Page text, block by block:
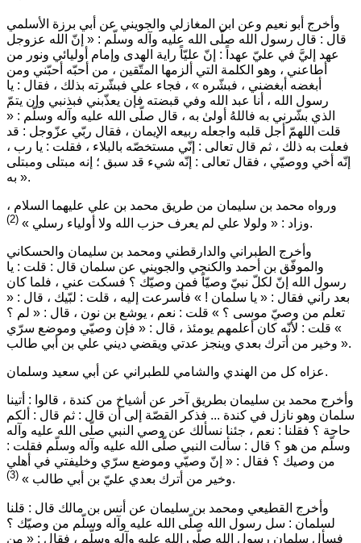
وأخرج أبو نعيم وعن ابن المغازلي والجويني عن أبي برزة الأسلمي
قال : قال رسول الله صلّى الله عليه وآله وسلّم : « إنّ الله عزوجل
عهد إليَّ في عليّ عهداً : إنّ عليّاً راية الهدى وإمام أوليائي ونور من
أطاعني ، وهو الكلمة التي ألزمها المتّقين ، من أحبّه أحبّني ومن
أبغضه أبغضني ، فبشّره » ، فجاء علي فبشّرته بذلك ، فقال : يا
رسول الله ، أنا عبد الله وفي قبضته فإن يعذّبني فبذنبي وإن يتمّ
الذي بشّرني به فاللهُ أولىٰ به ، قال صلّى الله عليه وآله وسلّم : «
قلت اللهمّ أجل قلبه واجعله ربيعه الإيمان ، فقال ربّي عزّوجل : قد
فعلت به ذلك ، ثم قال تعالى : إنّي مستخصّه بالبلاء ، فقلت : يا رب ،
إنّه أخي ووصيّي ، فقال تعالى : إنّه شيء قد سبق ؛ إنه مبتلى ومبتلى
به ».
ورواه محمد بن سليمان من طريق محمد بن علي عليهما السلام ،
وزاد : « ولولا علي لم يعرف حزب الله ولا أولياء رسلي » (2) .
وأخرج الطبراني والدارقطني ومحمد بن سليمان والحسكاني
والموفّق بن أحمد والكنجي والجويني عن سلمان قال : قلت : يا
رسول الله إنّ لكلّ نبيّ وصيّاً فمن وصيّك ؟ فسكت عني ، فلما كان
بعد رآني فقال : « يا سلمان ! » فأسرعت إليه ، قلت : لبّيك ، قال : «
تعلم من وصيّ موسى ؟ » قلت : نعم ، يوشع بن نون ، قال : « لم ؟
» قلت : لأنّه كان أعلمهم يومئذ ، قال : « فإن وصيّي وموضع سرّي
وخير من أترك بعدي وينجز عدتي ويقضي ديني علي بن أبي طالب ».
عزاه كل من الهندي والشامي للطبراني عن أبي سعيد وسلمان.
وأخرج محمد بن سليمان بطريق آخر عن أشياخ من كندة ، قالوا : أتينا
سلمان وهو نازل في كندة ... فذكر القصّة إلى أن قال : ثم قال : ألكم
حاجة ؟ فقلنا : نعم ، جئنا نسألك عن وصي النبي صلّى الله عليه وآله
وسلّم من هو ؟ قال : سألت النبي صلّى الله عليه وآله وسلّم فقلت :
من وصيك ؟ فقال : « إنّ وصيّي وموضع سرّي وخليفتي في أهلي
وخير من أترك بعدي عليّ بن أبي طالب » (3) .
وأخرج القطيعي ومحمد بن سليمان عن أنس بن مالك قال : قلنا
لسلمان : سل رسول الله صلّى الله عليه وآله وسلّم من وصيّك ؟
فسأل سلمان رسول الله صلّى الله عليه وآله وسلّم ، فقال : « من